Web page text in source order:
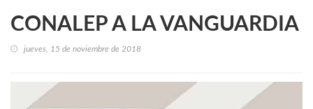
CONALEP A LA VANGUARDIA
jueves, 15 de noviembre de 2018